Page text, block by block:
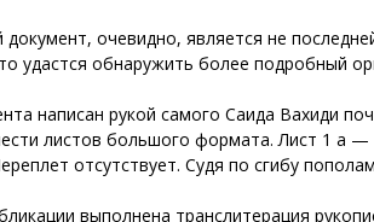
документ, очевидно, является не
удастся обнаружить более подробный
написан рукой самого Саида Вахиди
листов большого формата. Лист 1 а
отсутствует. Судя по сгибу
выполнена транслитерация